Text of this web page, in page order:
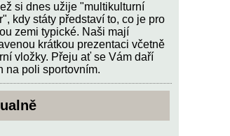
si dnes užije "multikulturní
kdy státy představí to, co je pro
zemi typické. Naši mají
krátkou prezentaci včetně
vložky. Přeju ať se Vám daří
na poli sportovním.